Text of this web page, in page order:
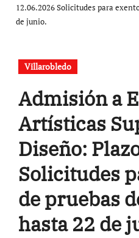
12.06.2026 Solicitudes para
de junio.
Villarobledo
Admisión a
Artísticas
Diseño:
Solicitudes
de pruebas
hasta 22 de